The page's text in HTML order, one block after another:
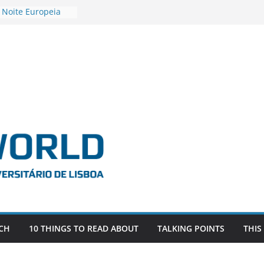
Noite Europeia
as the
EU, Russia
SAGE
10 THINGS TO READ ABOUT TALKING POINTS THIS